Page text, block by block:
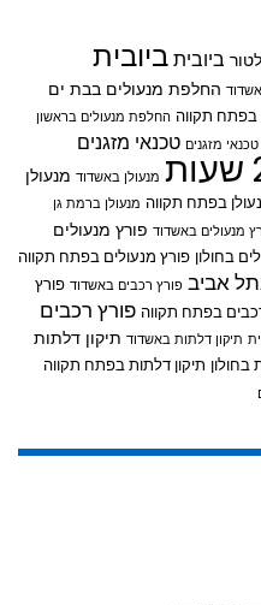
ביובית ביובית
החלפת מנעולים בבת ים
תקווה החלפת מנעולים בראשון
טכנאי מזגנים טכנאי מזגנים
מנעולן באשדוד מנעולן
בפתח תקווה מנעולן ברמת גן
מנעולים באשדוד פורץ מנעולים
בחולון פורץ מנעולים בפתח תקווה
אביב פורץ רכבים באשדוד פורץ
בפתח תקווה פורץ רכבים
תיקון דלתות באשדוד תיקון דלתות
בחולון תיקון דלתות בפתח תקווה